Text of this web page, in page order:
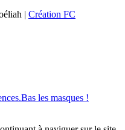
| Création FC
Bas les masques !